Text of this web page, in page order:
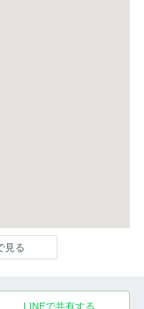
見る
LINEで共有する